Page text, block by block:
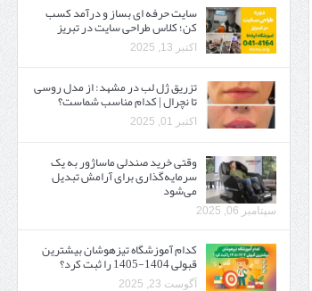
سایت حرفه ‌ای بساز و درآمد کسب
کن؛ کلاس طراحی سایت در تبریز
اکتبر 13, 2025
تزریق ژل لب در مشهد: از مدل روسی
تا نچرال | کدام مناسب شماست؟
اکتبر 01, 2025
وقتی خرید صندلی ماساژور به یک
سرمایه‌گذاری برای آرامش تبدیل
می‌شود
سپتامبر 06, 2025
کدام آموزشگاه تیزهوشان بیشترین
قبولی 1404-1405 را ثبت کرد؟
آگوست 23, 2025